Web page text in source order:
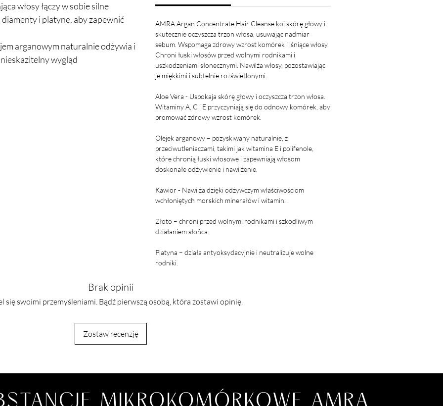
włosy łączy w sobie silne
diamenty i platynę, aby zapewnić
arganowym naturalnie odżywia i
wygląd
AMRA Argan Concentrate Hair Cleanse koi skórę głowy i
skutecznie oczyszcza trzon włosa, usuwając nadmiar
sebum. Wspomaga zdrowy wzrost komórek i lśniące włosy.
Chroni łuski włosów przed wolnymi rodnikami i
uszkodzeniami słonecznymi. Nawilża włosy, pozostawiając
je miękkimi i subtelnie rozświetlonymi.
Aloe Vera - Uspokaja skórę głowy i oczyszcza trzon włosa.
Witaminy A, C i E przyczyniają się do odnowy komórek, aby
promować zdrowy wzrost komórek.
Olejek arganowy – pozyskiwany naturalnie, z
przeciwutleniaczami, takimi jak witamina E i polifenole,
które chronią łuski włosowe i zapewniają włosom
doskonałe odżywienie i nawilżenie.
Kawior - Nawilża dzięki odżywczym właściwościom
wchłoniętych morskich minerałów i witamin.
Złoto – chroni przed wolnymi rodnikami i szkodliwym
działaniem słońca.
Platyna – działa antyoksydacyjnie i neutralizuje wolne
rodniki.
Brak opinii
się swoimi przemyśleniami. Bądź pierwszą osobą, która zostawi opinię.
Zostaw recenzję
MIKROKOMÓRKOWE AMRA